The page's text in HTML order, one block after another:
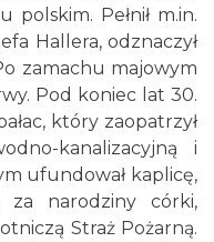
Pełnił m.in.
Hallera, odznaczył
zamachu majowym
Pod koniec lat 30.
który zaopatrzył
kanalizacyjną i
ufundował kaplicę,
za narodziny córki,
Straż Pożarną.